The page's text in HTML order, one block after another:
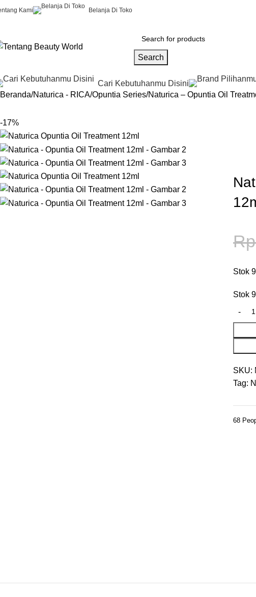
Kami Belanja Di Toko
Search
Cari Kebutuhanmu Disini
Beranda Naturica - RICA Opuntia Series Naturica – Opuntia Oil
-17%
Rp
Stok
Stok
SKU:
Tag:
68